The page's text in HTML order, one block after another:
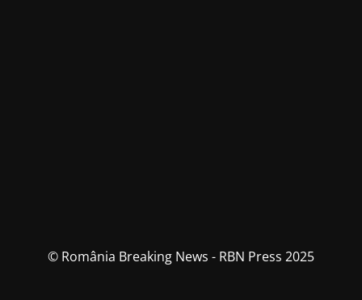
© România Breaking News - RBN Press 2025